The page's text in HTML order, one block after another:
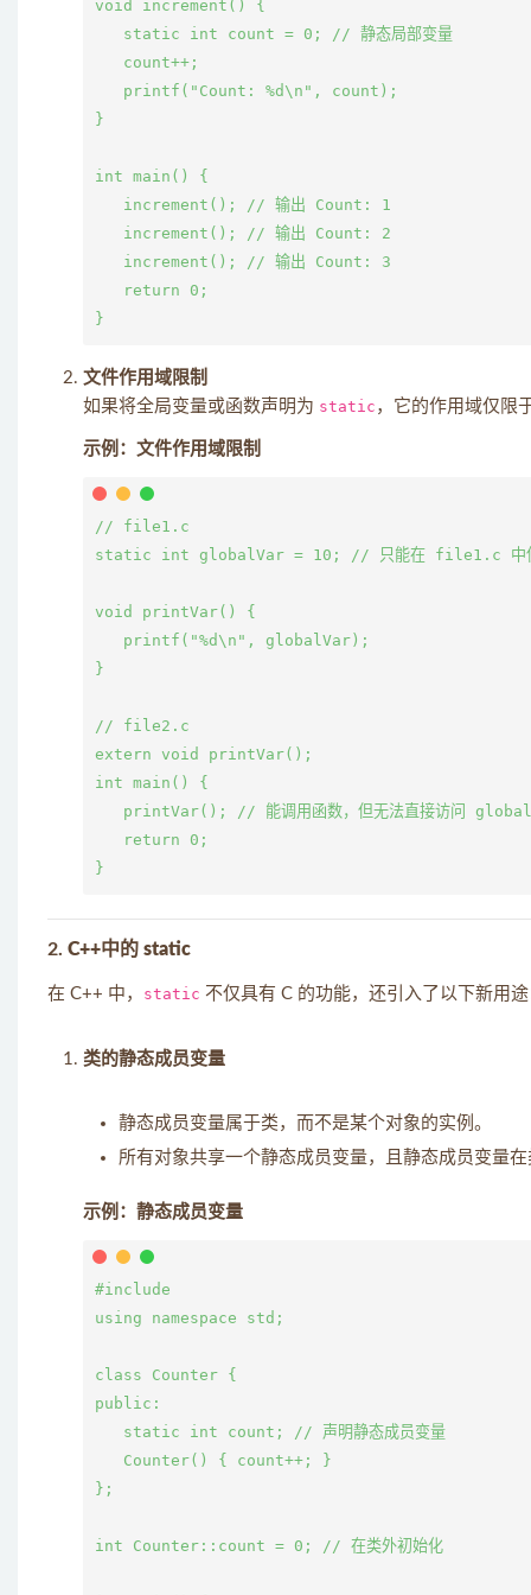
void increment() {
   static int count = 0; // 静态局部变量
   count++;
   printf("Count: %d\n", count);
}
int main() {
   increment(); // 输出 Count: 1
   increment(); // 输出 Count: 2
   increment(); // 输出 Count: 3
   return 0;
文件作用域限制
如果将全局变量或函数声明为 static ，它的作用域仅限
示例：文件作用域限制
// file1.c
static int globalVar = 10; // 只能在 file1.c 中
void printVar() {
   printf("%d\n", globalVar);
}
// file2.c
extern void printVar();
int main() {
printVar(); // 能调用函数，但无法直接访问
   return 0;
2. C++中的 static
在 C++ 中， static 不仅具有 C 的功能，还引入了以下新用途
类的静态成员变量
静态成员变量属于类，而不是某个对象的实例。
所有对象共享一个静态成员变量，且静态成员变量在
示例：静态成员变量
#include
using namespace std;
class Counter {
public:
   static int count; // 声明静态成员变量
   Counter() { count++; }
};
int Counter::count = 0; // 在类外初始化